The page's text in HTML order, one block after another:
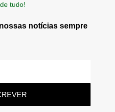
tudo!
notícias sempre